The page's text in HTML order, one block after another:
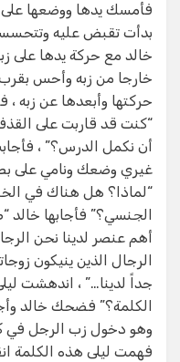
فأمسك يدها ووضعها على
بدأت تقبض عليه
خالد مع حركة يدها على
خارجا من زبه وأحس
حركتها وأبعدها عن زبه ،
“كنت قد قاربت على
أن نكمل الدرس؟” ،
غيري وضعك ونامي على
“لماذا؟ هل هناك في
الجنسي؟” فأجابها خالد
أهم عنصر لدينا نحن
الرجال الذين ينيكون
جداً لدينا…” ، اندهشت
الكلمة؟” فضحك خالد
وهو دخول زب الرجل في
فهمت ليلى هذه الكلمة